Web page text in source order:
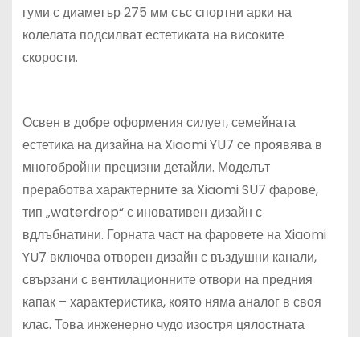
гуми с диаметър 275 мм със спортни арки на
колелата подсилват естетиката на високите
скорости.
Освен в добре оформения силует, семейната
естетика на дизайна на Xiaomi YU7 се проявява в
многобройни прецизни детайли. Моделът
преработва характерните за Xiaomi SU7 фарове,
тип „waterdrop“ с иновативен дизайн с
вдлъбнатини. Горната част на фаровете на Xiaomi
YU7 включва отворен дизайн с въздушни канали,
свързани с вентилационните отвори на предния
капак – характеристика, която няма аналог в своя
клас. Това инженерно чудо изостря цялостната